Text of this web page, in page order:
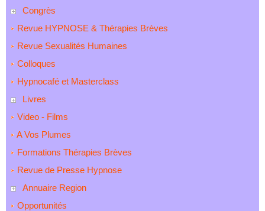
Congrès
Revue HYPNOSE & Thérapies Brèves
Revue Sexualités Humaines
Colloques
Hypnocafé et Masterclass
Livres
Video - Films
A Vos Plumes
Formations Thérapies Brèves
Revue de Presse Hypnose
Annuaire Region
Opportunités